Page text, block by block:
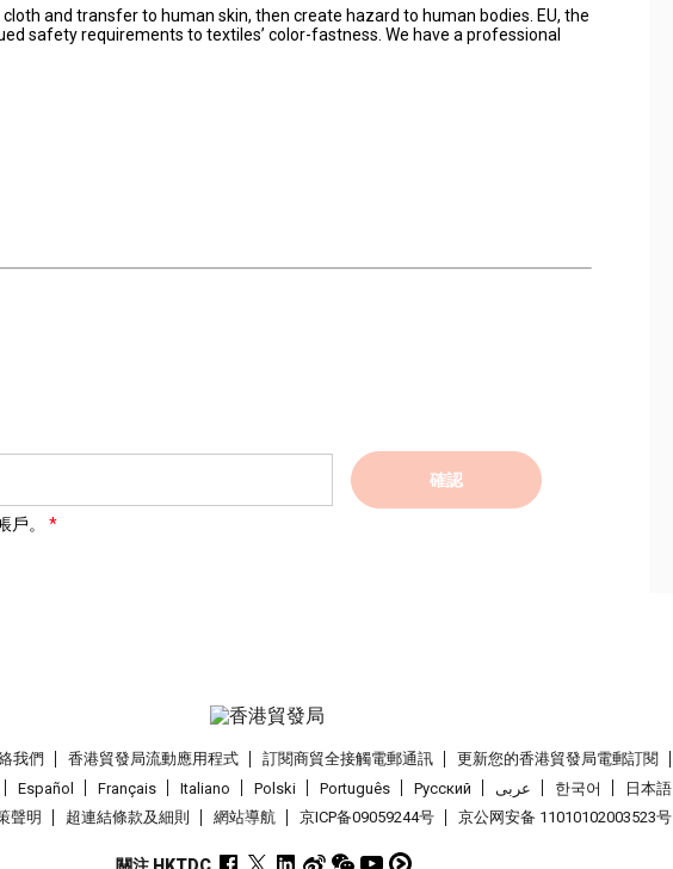
and transfer to human skin, then create hazard to human bodies. EU, the
safety requirements to textiles’ color-fastness. We have a professional
確認
。
我們 香港貿發局流動應用程式 訂閱商貿全接觸電郵通訊 更新您的香港貿發局電郵訂閱
Español
Français Italiano Polski Português Pусский عربى 한국어
日本語
聲明
超連結條款及細則 網站導航 京ICP备09059244号 京公网安备 11010102003523号
關注 HKTDC